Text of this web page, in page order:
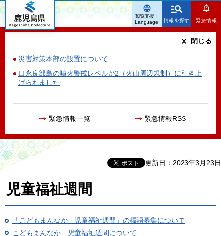
鹿児島県
情報を探す 緊急情報
災害対策本部の設置について
口永良部島の噴火警戒レベルが2（火山周辺規制）に引き上
げられました
緊急情報一覧 緊急情報RSS
閉じる
閲覧支援・
Language
更新日：2023年3月23日
児童福祉週間
「こどもまんなか 児童福祉週間」の標語募集について
こどもまんなか 児童福祉週間について